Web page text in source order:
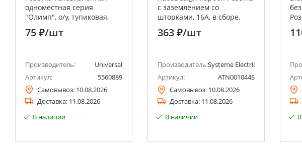
Schneider Electric)
одноместная серия
"Олимп", о/у, тупиковая,
75Ом, ч/д 4-2400Мгц, сосна
(еврослот) UNIVERSAL
75 ₽/шт
Производитель:
Universal
Артикул:
5560889
Самовывоз: 10.08.2026
Доставка: 11.08.2026
В наличии
с заземлением со
шторками, 16А, в сборе,
быстрозажим. клемм
363 ₽/шт
Производитель:Systeme Electric (ранее
Артикул:
ATN001044S
Самовывоз: 10.08.2026
Доставка: 11.08.2026
В наличии